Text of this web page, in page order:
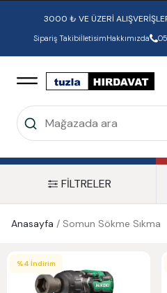
3000 ₺ VE ÜZERİ
Sipariş TakibiİletisimHakkımızda
FİLTRELER
Anasayfa / Somun Sökme Sıkma
%4 İndirim